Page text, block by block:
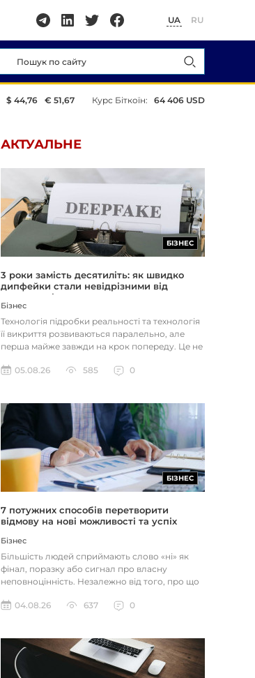
UA RU
$ 44,76 € 51,67 Курс Біткоїн: 64 406 USD
АКТУАЛЬНЕ
БІЗНЕС
3 роки замість десятиліть: як швидко
дипфейки стали невідрізними від
реальності
Бізнес
Технологія підробки реальності та технологія
її викриття розвиваються паралельно, але
перша майже завжди на крок попереду. Це не
05.08.26
585 0
БІЗНЕС
7 потужних способів перетворити
відмову на нові можливості та успіх
Бізнес
Більшість людей сприймають слово «ні» як
фінал, поразку або сигнал про власну
неповноцінність. Незалежно від того, про що
04.08.26
637 0